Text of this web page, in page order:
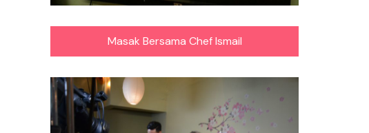
Masak Bersama Chef Ismail